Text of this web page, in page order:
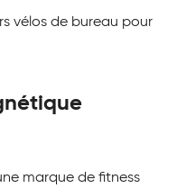
vélos de bureau pour
marque de fitness